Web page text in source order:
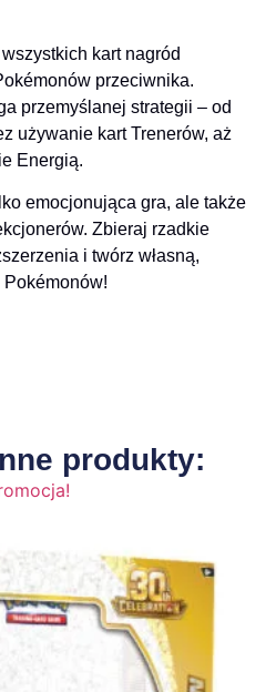
kart nagród
przeciwnika.
przemyślanej strategii – od
używanie kart Trenerów, aż
Energią.
emocjonująca gra, ale także
Zbieraj rzadkie
i twórz własną,
produkty: